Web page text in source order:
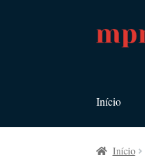
Saltar
Início
Início